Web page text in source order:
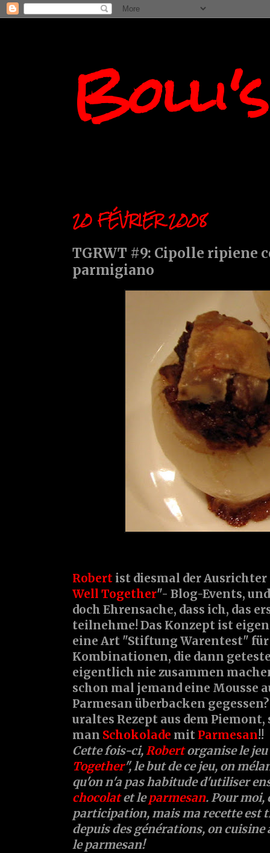
20 FÉVRIER 2008
TGRWT #9: Cipolle ripiene
parmigiano
Robert ist diesmal der Ausrichter
Well Together"- Blog-Events,
doch Ehrensache, dass ich, das
teilnehme! Das Konzept ist
eine Art "Stiftung Warentest"
Kombinationen, die dann
eigentlich nie zusammen
schon mal jemand eine Mousse
Parmesan überbacken
uraltes Rezept aus dem
man Schokolade mit Parmesan!!
Cette fois-ci,Robertorganise le
Together", le but de ce jeu, on
qu'on n'a pas habitude d'utiliser
chocolatet leparmesan. Pour moi,
participation, mais ma recette est
depuis des générations, on cuisine
le parmesan!